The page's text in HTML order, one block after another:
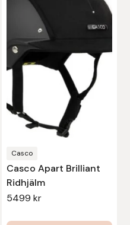
Casco
Casco Apart Brilliant
Ridhjälm
5499 kr
varianter.
De
olika
alternativen
kan
väljas
produktsidan